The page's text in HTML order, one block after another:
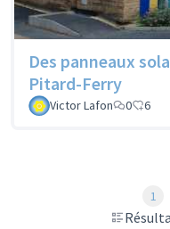
Des panneaux
Pitard-Ferry
Victor Lafon 0 6
1